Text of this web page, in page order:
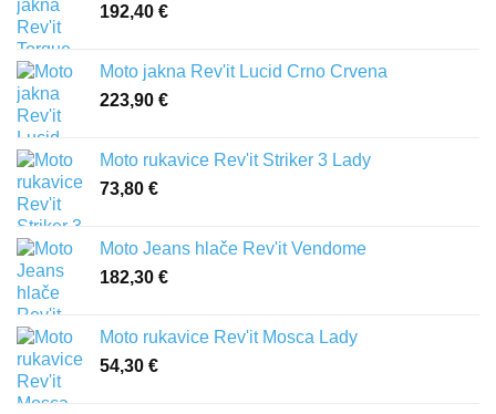
192,40 €
Moto jakna Rev'it Lucid Crno Crvena
223,90 €
Moto rukavice Rev'it Striker 3 Lady
73,80 €
Moto Jeans hlače Rev'it Vendome
182,30 €
Moto rukavice Rev'it Mosca Lady
54,30 €